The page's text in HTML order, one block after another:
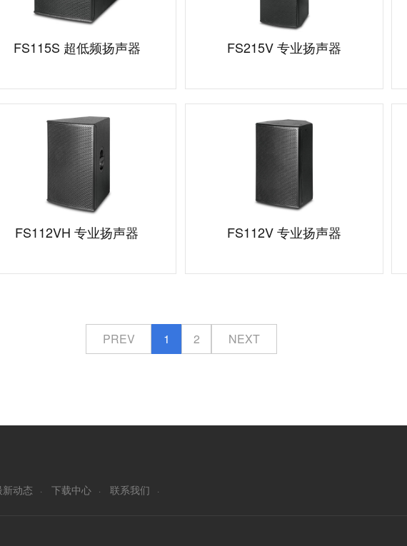
FS115S 超低频扬声器 FS215V 专业扬声器
FS112VH 专业扬声器 FS112V 专业扬声器
PREV 1 2 NEXT
新动态 · 下载中心 · 联系我们 ·